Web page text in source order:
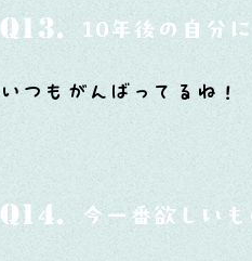
Q13. 10年後の自分
いつもがんばってるね！
Q14. 今一番欲しいも